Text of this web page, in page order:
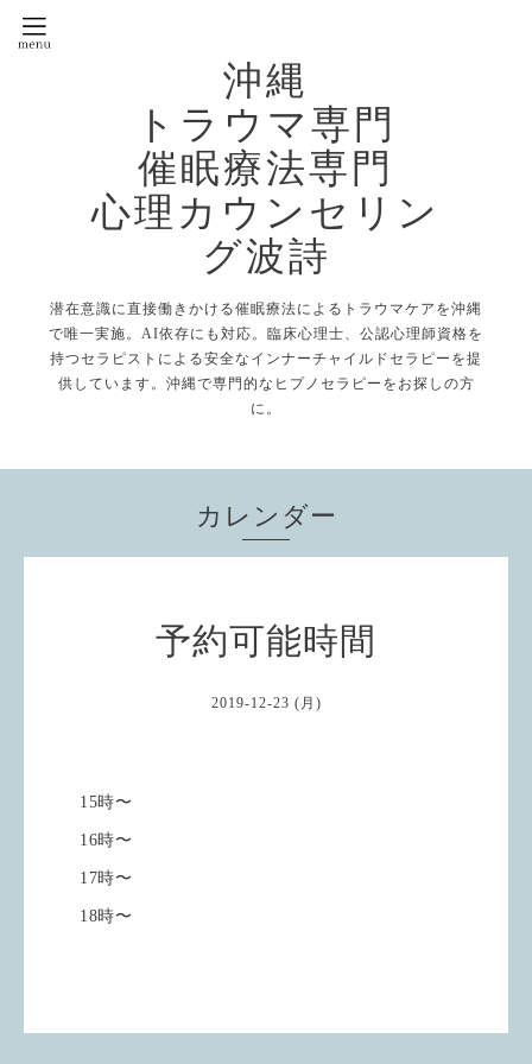
沖縄
トラウマ専門
催眠療法専門
心理カウンセリン
グ波詩
潜在意識に直接働きかける催眠療法によるトラウマケアを沖縄
で唯一実施。AI依存にも対応。臨床心理士、公認心理師資格を
持つセラピストによる安全なインナーチャイルドセラピーを提
供しています。沖縄で専門的なヒプノセラピーをお探しの方
に。
カレンダー
予約可能時間
2019-12-23 (月)
15時〜
16時〜
17時〜
18時〜